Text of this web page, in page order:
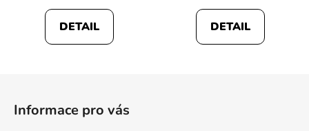
5,0
z
DETAIL
5,0
z
DETAIL
Informace pro vás